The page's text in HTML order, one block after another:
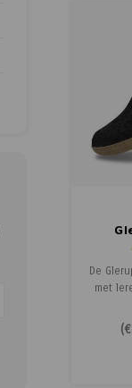
De
met
Boot
(